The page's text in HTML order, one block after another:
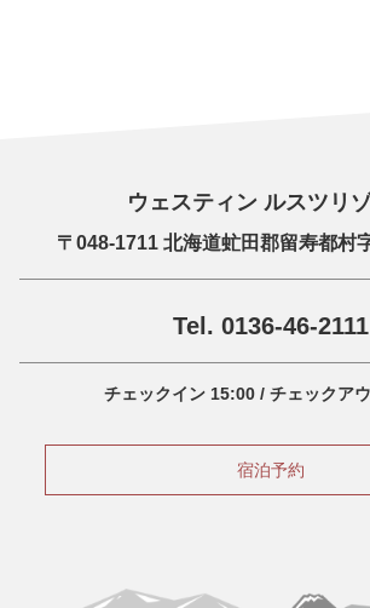
ウェスティン ルスツリ
〒048-1711 北海道虻田郡留寿都村
Tel. 0136-46-2111
チェックイン 15:00 / チェックア
宿泊予約